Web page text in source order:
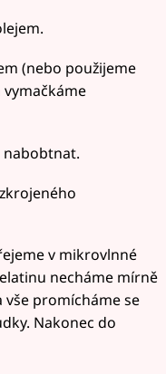
(nebo použijeme
nabobtnat.
v mikrovlnné
necháme mírně
promícháme se
Nakonec do